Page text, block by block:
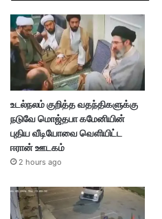
உடல்நலம் குறித்த வதந்திகளுக்கு
நடுவே மொஜ்தபா கமேனியின்
புதிய வீடியோவை வெளியிட்ட
ஈரான் ஊடகம்
2 hours ago